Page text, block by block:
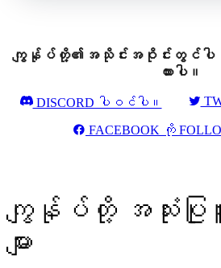
ကျွန်ုပ်တို့၏အသိုင်းအဝိုင်းတွင်ပ
ထားပါ။
DISCORD ပါဝင်ပါ။
FACEBOOK ကို
ကျွန်ုပ်တို့ အသုံးပြုသူမ
များ